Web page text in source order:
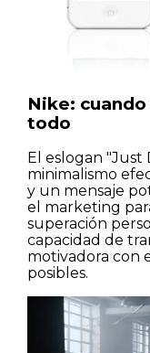
Casas
Pisos
Calles
Naturaleza
Nike:
todo
El eslogan "Just
minimalismo
y un mensaje
el marketing
superación
capacidad de
motivadora con
posibles.